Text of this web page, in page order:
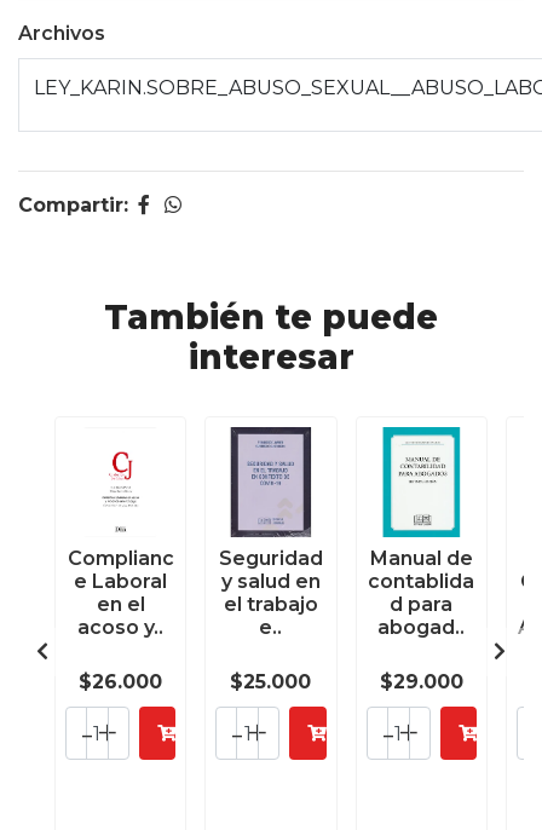
Archivos
Compartir:
También te puede
interesar
Complianc
e Laboral
en el
acoso y..
$26.000
+
-
Seguridad
y salud en
el trabajo
e..
$25.000
+
-
Manual de
contablida
d para
abogad..
$29.000
+
-